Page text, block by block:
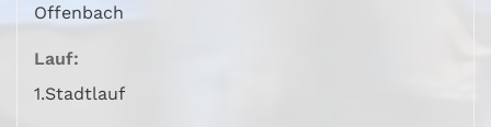
Offenbach
Lauf:
1.Stadtlauf